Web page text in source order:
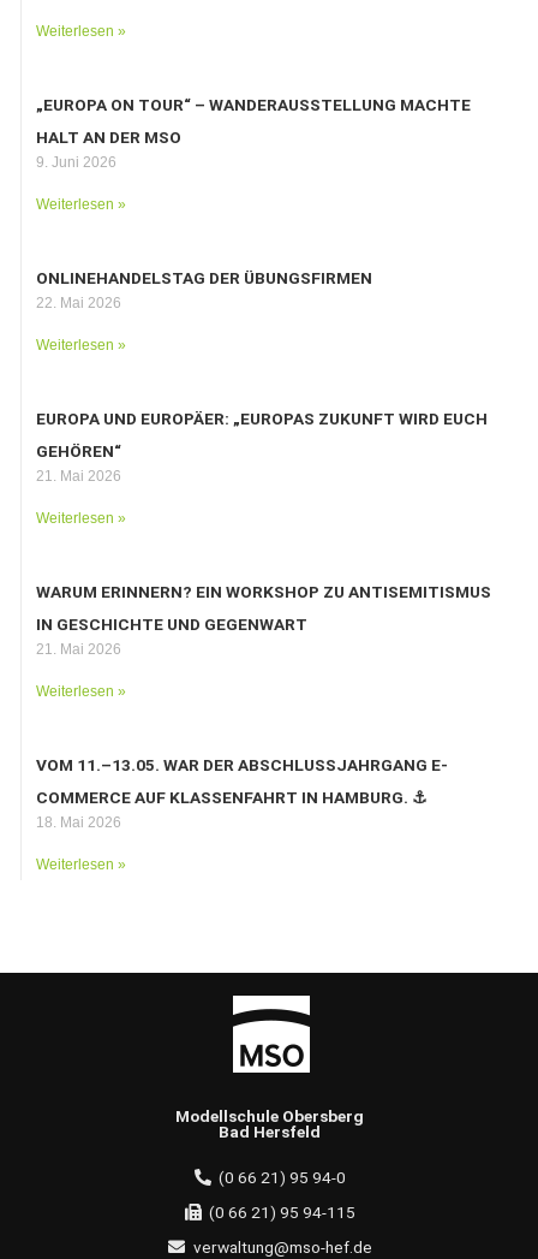
Weiterlesen »
„EUROPA ON TOUR“ – WANDERAUSSTELLUNG MACHTE
HALT AN DER MSO
9. Juni 2026
Weiterlesen »
ONLINEHANDELSTAG DER ÜBUNGSFIRMEN
22. Mai 2026
Weiterlesen »
EUROPA UND EUROPÄER: „EUROPAS ZUKUNFT WIRD EUCH
GEHÖREN“
21. Mai 2026
Weiterlesen »
WARUM ERINNERN? EIN WORKSHOP ZU ANTISEMITISMUS
IN GESCHICHTE UND GEGENWART
21. Mai 2026
Weiterlesen »
VOM 11.–13.05. WAR DER ABSCHLUSSJAHRGANG E-
COMMERCE AUF KLASSENFAHRT IN HAMBURG. ⚓️
18. Mai 2026
Weiterlesen »
Modellschule Obersberg
Bad Hersfeld
(0 66 21) 95 94-0
(0 66 21) 95 94-115
verwaltung@mso-hef.de